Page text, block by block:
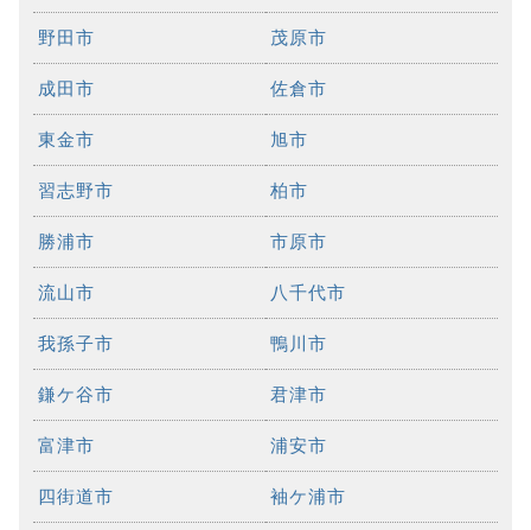
野田市 茂原市
成田市 佐倉市
東金市 旭市
習志野市 柏市
勝浦市 市原市
流山市 八千代市
我孫子市 鴨川市
鎌ケ谷市 君津市
富津市 浦安市
四街道市 袖ケ浦市